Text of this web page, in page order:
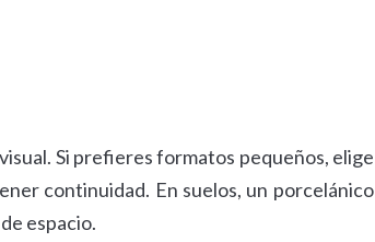
Si prefieres formatos pequeños, elige
continuidad. En suelos, un porcelánico
espacio.